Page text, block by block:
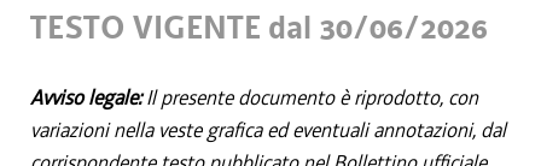
TESTO VIGENTE dal 30/06/2026
Avviso legale:Il presente documento è riprodotto, con
variazioni nella veste grafica ed eventuali annotazioni, dal